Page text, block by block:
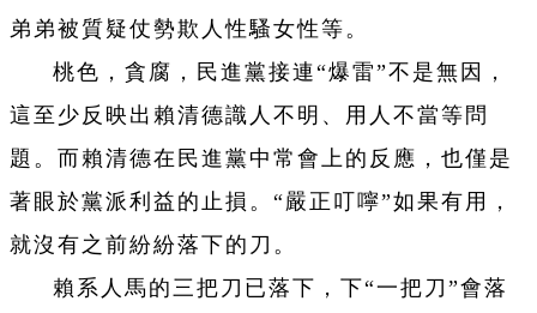
弟弟被質疑仗勢欺人性騷女性等。
桃色，貪腐，民進黨接連“爆雷”不是無因，
這至少反映出賴清德識人不明、用人不當等問
題。而賴清德在民進黨中常會上的反應，也僅是
著眼於黨派利益的止損。“嚴正叮嚀”如果有用，
就沒有之前紛紛落下的刀。
賴系人馬的三把刀已落下，下“一把刀”會落